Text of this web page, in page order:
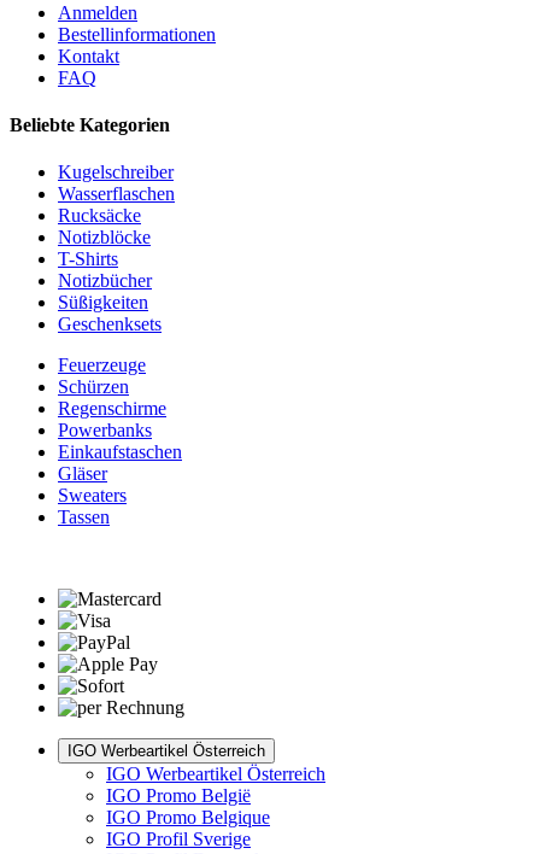
Anmelden
Bestellinformationen
Kontakt
FAQ
Beliebte Kategorien
Kugelschreiber
Wasserflaschen
Rucksäcke
Notizblöcke
T-Shirts
Notizbücher
Süßigkeiten
Geschenksets
Feuerzeuge
Schürzen
Regenschirme
Powerbanks
Einkaufstaschen
Gläser
Sweaters
Tassen
IGO Werbeartikel Österreich
IGO Werbeartikel Österreich
IGO Promo België
IGO Promo Belgique
IGO Profil Sverige